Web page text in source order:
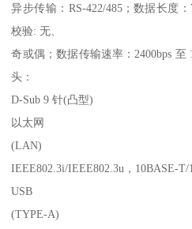
异步传输：RS-422/485；数据长度
校验: 无、
奇或偶；数据传输速率：2400bps 至
头：
D-Sub 9 针(凸型)
以太网
(LAN)
IEEE802.3i/IEEE802.3u，10BASE-
USB
(TYPE-A)